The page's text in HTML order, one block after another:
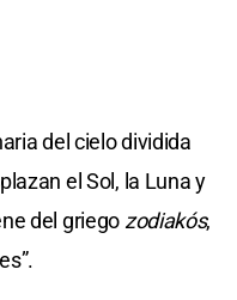
del cielo dividida
el Sol, la Luna y
del griego zodiakós,